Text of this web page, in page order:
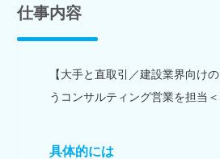
仕事内容
【大手と直取引／建設業界向け
うコンサルティング営業を担当
具体的には